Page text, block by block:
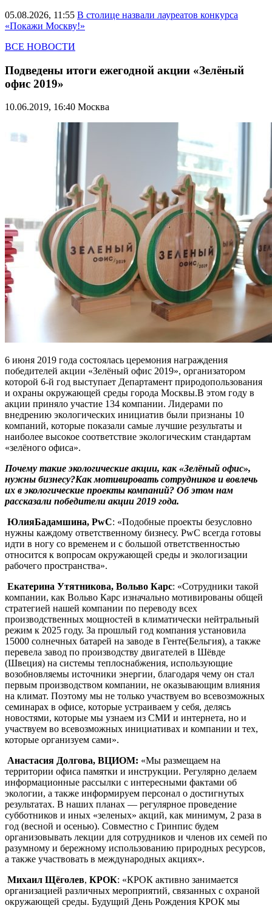
05.08.2026, 11:55 В столице назвали лауреатов конкурса
«Покажи Москву!»
ВСЕ НОВОСТИ
Подведены итоги ежегодной акции «Зелёный
офис 2019»
10.06.2019, 16:40 Москва
6 июня 2019 года состоялась церемония награждения
победителей акции «Зелёный офис 2019», организатором
которой 6-й год выступает Департамент природопользования
и охраны окружающей среды города Москвы.В этом году в
акции приняло участие 134 компании. Лидерами по
внедрению экологических инициатив были признаны 10
компаний, которые показали самые лучшие результаты и
наиболее высокое соответствие экологическим стандартам
«зелёного офиса».
Почему такие экологические акции, как «Зелёный офис»,
нужны бизнесу?Как мотивировать сотрудников и вовлечь
их в экологические проекты компаний? Об этом нам
рассказали победители акции 2019 года.
ЮлияБадамшина, PwC: «Подобные проекты безусловно
нужны каждому ответственному бизнесу. PwC всегда готовы
идти в ногу со временем и с большой ответственностью
относится к вопросам окружающей среды и экологизации
рабочего пространства».
Екатерина Утятникова, Вольво Карс: «Сотрудники такой
компании, как Вольво Карс изначально мотивированы общей
стратегией нашей компании по переводу всех
производственных мощностей в климатически нейтральный
режим к 2025 году. За прошлый год компания установила
15000 солнечных батарей на заводе в Генте(Бельгия), а также
перевела завод по производству двигателей в Шёвде
(Швеция) на системы теплоснабжения, использующие
возобновляемы источники энергии, благодаря чему он стал
первым производством компании, не оказывающим влияния
на климат. Поэтому мы не только участвуем во всевозможных
семинарах в офисе, которые устраиваем у себя, делясь
новостями, которые мы узнаем из СМИ и интернета, но и
участвуем во всевозможных инициативах и компании и тех,
которые организуем сами».
Анастасия Долгова, ВЦИОМ: «Мы размещаем на
территории офиса памятки и инструкции. Регулярно делаем
информационные рассылки с интересными фактами об
экологии, а также информируем персонал о достигнутых
результатах. В наших планах — регулярное проведение
субботников и иных «зеленых» акций, как минимум, 2 раза в
год (весной и осенью). Совместно с Гринпис будем
организовывать лекции для сотрудников и членов их семей по
разумному и бережному использованию природных ресурсов,
а также участвовать в международных акциях».
Михаил Щёголев, КРОК: «КРОК активно занимается
организацией различных мероприятий, связанных с охраной
окружающей среды. Будущий День Рождения КРОК мы